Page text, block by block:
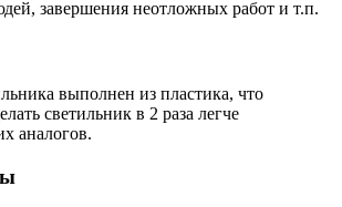
завершения неотложных работ и т.п.
выполнен из пластика, что
светильник в 2 раза легче
аналогов.